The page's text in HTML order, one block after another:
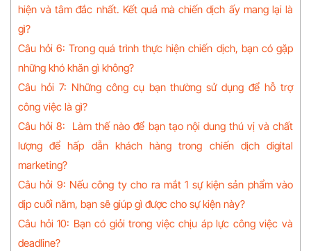
hiện và tâm đắc nhất. Kết quả mà chiến dịch ấy mang lại là
gì?
Câu hỏi 6: Trong quá trình thực hiện chiến dịch, bạn có gặp
những khó khăn gì không?
Câu hỏi 7: Những công cụ bạn thường sử dụng để hỗ trợ
công việc là gì?
Câu hỏi 8: Làm thế nào để bạn tạo nội dung thú vị và chất
lượng để hấp dẫn khách hàng trong chiến dịch digital
marketing?
Câu hỏi 9: Nếu công ty cho ra mắt 1 sự kiện sản phẩm vào
dịp cuối năm, bạn sẽ giúp gì được cho sự kiện này?
Câu hỏi 10: Bạn có giỏi trong việc chịu áp lực công việc và
deadline?